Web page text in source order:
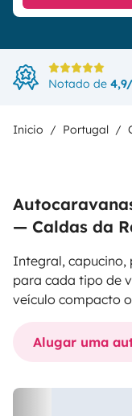
Notado de
Inicio Portugal
— Caldas da
Integral,
para cada tipo de
veículo compacto
Alugar uma